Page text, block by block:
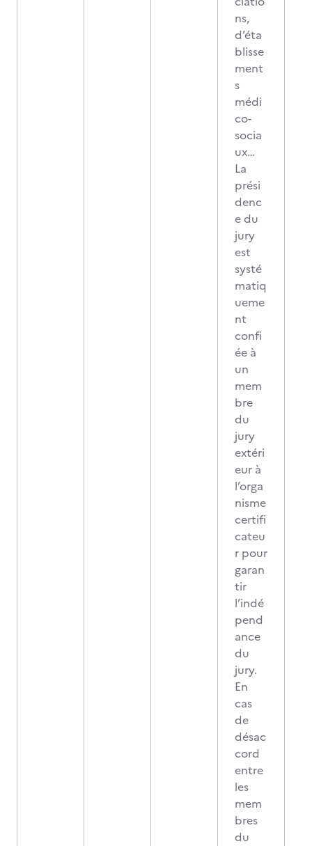
ns,
d’éta
blisse
ment
s
médi
co-
socia
ux…
La
prési
denc
e du
jury
est
systé
matiq
ueme
nt
confi
ée à
un
mem
bre
du
jury
extéri
eur à
l’orga
nisme
certifi
cateu
r pour
garan
tir
l’indé
pend
ance
du
jury.
En
cas
de
désac
cord
entre
les
mem
bres
du